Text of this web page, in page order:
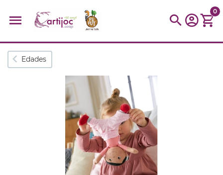
Búsquedas populares
Parchís Moulin
montessori
kidynight Puzzle
0
Edades